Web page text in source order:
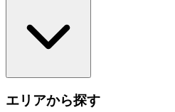
エリアから探す